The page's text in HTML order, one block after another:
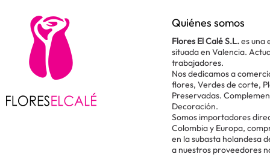
Quiénes somos
Flores El Calé S.L.es una
situada en Valencia.
trabajadores.
Nos dedicamos a
flores, Verdes de corte,
Preservadas.
Decoración.
Somos importadores
Colombia y Europa,
en la subasta holandesa
a nuestros proveedores